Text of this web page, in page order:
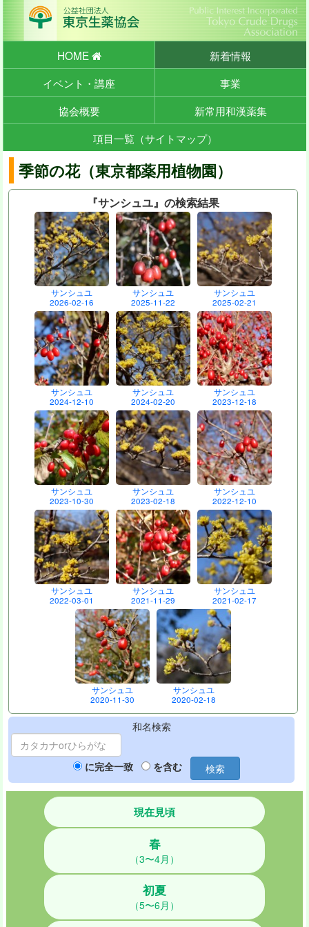
HOME
新着情報
イベント・講座
事業
協会概要
新常用和漢薬集
項目一覧（サイトマップ）
季節の花（東京都薬用植物園）
『サンシュユ』の検索結果
サンシュユ
2026-02-16
サンシュユ
2025-11-22
サンシュユ
2025-02-21
サンシュユ
2024-12-10
サンシュユ
2024-02-20
サンシュユ
2023-12-18
サンシュユ
2023-10-30
サンシュユ
2023-02-18
サンシュユ
2022-12-10
サンシュユ
2022-03-01
サンシュユ
2021-11-29
サンシュユ
2021-02-17
サンシュユ
2020-11-30
サンシュユ
2020-02-18
和名検索
に完全一致 を含む 検索
現在見頃
春
（3〜4月）
初夏
（5〜6月）